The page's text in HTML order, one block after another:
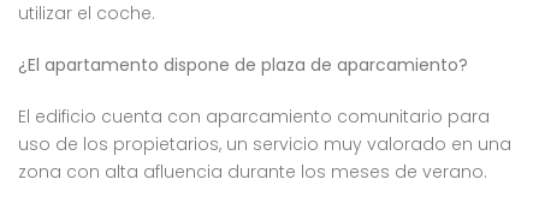
utilizar el coche.
¿El apartamento dispone de plaza de aparcamiento?
El edificio cuenta con aparcamiento comunitario para
uso de los propietarios, un servicio muy valorado en una
zona con alta afluencia durante los meses de verano.